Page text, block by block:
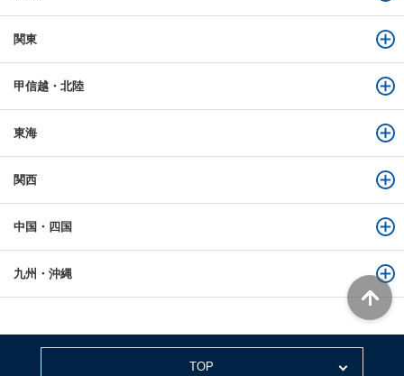
関東
甲信越・北陸
東海
関西
中国・四国
九州・沖縄
TOP